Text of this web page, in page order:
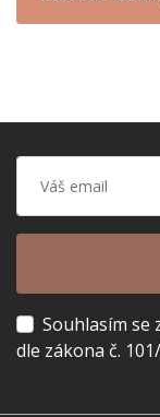
Souhlasím se
dle zákona č.